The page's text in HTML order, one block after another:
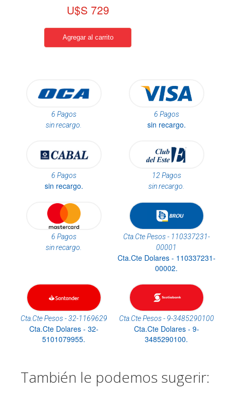
U$S 729
6 Pagos
sin recargo.
6 Pagos
sin recargo.
6 Pagos
sin recargo.
12 Pagos
sin recargo.
6 Pagos
sin recargo.
Cta.Cte Pesos - 110337231-
00001
Cta.Cte Dolares - 110337231-
00002.
Cta.Cte Pesos - 32-1169629
Cta.Cte Dolares - 32-
5101079955.
Cta.Cte Pesos - 9-3485290100
Cta.Cte Dolares - 9-
3485290100.
También le podemos sugerir: